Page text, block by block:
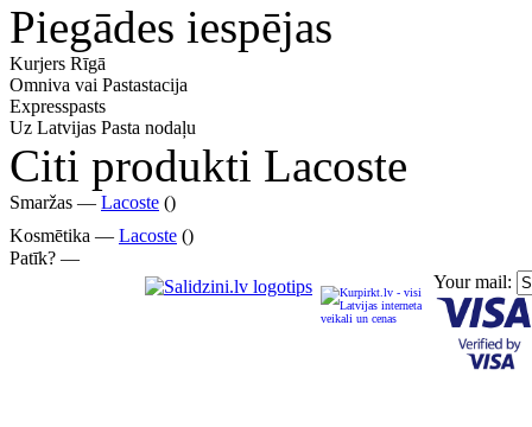
Piegādes iespējas
Kurjers Rīgā
Omniva vai Pastastacija
Expresspasts
Uz Latvijas Pasta nodaļu
Citi produkti Lacoste
Smaržas — Lacoste ()
Kosmētika — Lacoste ()
Patīk? —
Your mail: